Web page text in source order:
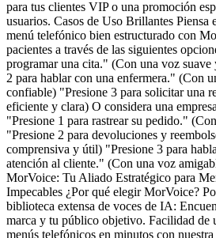
para tus clientes VIP o una promoción
usuarios. Casos de Uso Brillantes Piensa
menú telefónico bien estructurado con
pacientes a través de las siguientes
programar una cita." (Con una voz
2 para hablar con una enfermera." (Con
confiable) "Presione 3 para solicitar una
eficiente y clara) O considera una
"Presione 1 para rastrear su pedido."
"Presione 2 para devoluciones y
comprensiva y útil) "Presione 3 para
atención al cliente." (Con una voz
MorVoice: Tu Aliado Estratégico para
Impecables ¿Por qué elegir MorVoice?
biblioteca extensa de voces de IA:
marca y tu público objetivo. Facilidad de
menús telefónicos en minutos con